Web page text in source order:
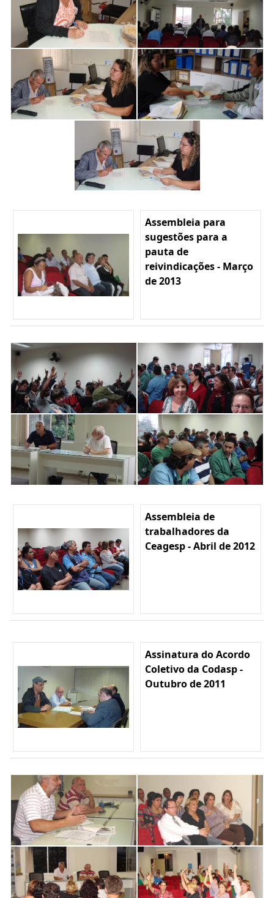
Assembleia para
sugestões para a
pauta de
reivindicações - Março
de 2013
Assembleia de
trabalhadores da
Ceagesp - Abril de 2012
Assinatura do Acordo
Coletivo da Codasp -
Outubro de 2011